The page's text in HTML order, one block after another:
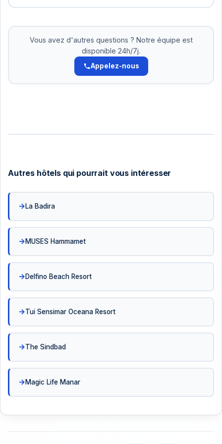
nous acceptons le paiement en 2-3 versements.
Pas d'intérêts. Organisez cela avec notre équipe.
Vous avez d'autres questions ? Notre équipe est
disponible 24h/7j.
Appelez-nous
Autres hôtels qui pourrait vous intéresser
La Badira
MUSES Hammamet
Delfino Beach Resort
Tui Sensimar Oceana Resort
The Sindbad
Magic Life Manar